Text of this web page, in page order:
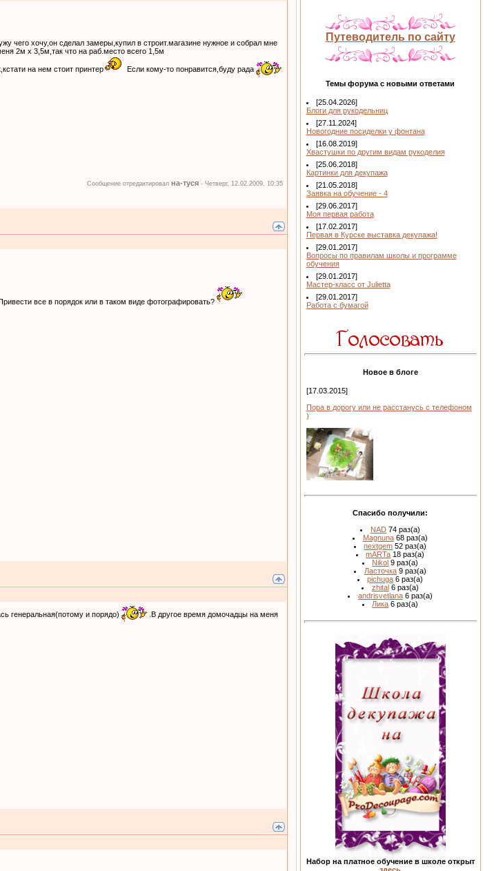
чего хочу,он сделал замеры,купил в строит.магазине нужное и собрал мне
2м х 3,5м,так что на раб.место всего 1,5м
на нем стоит принтер Если кому-то понравится,буду рада
Сообщение отредактировал на-туся- Четверг, 12.02.2009, 10:35
все в порядок или в таком виде фотографировать?
генеральная(потому и порядо) .В другое время домочадцы на меня
Путеводитель по сайту
Темы форума с новыми ответами
[25.04.2026]
Блоги для рукодельниц
[27.11.2024]
Новогодние посиделки у фонтана
[16.08.2019]
Хвастушки по другим видам рукоделия
[25.06.2018]
Картинки для декупажа
[21.05.2018]
Заявка на обучение - 4
[29.06.2017]
Моя первая работа
[17.02.2017]
Первая в Курске выставка декупажа!
[29.01.2017]
Вопросы по правилам школы и программе
обучения
[29.01.2017]
Мастер-класс от Julietta
[29.01.2017]
Работа с бумагой
Новое в блоге
[17.03.2015]
Пора в дорогу или не расстанусь с телефоном
)
Спасибо получили:
NAD74 раз(а)
Magnuna68 раз(а)
nextgem 52 раз(а)
mARTa 18 раз(а)
Nikol 9 раз(а)
Ласточка9 раз(а)
pichuga 6 раз(а)
zhital 6 раз(а)
andrisvetlana6 раз(а)
Лика 6 раз(а)
Набор на платное обучение в школе открыт